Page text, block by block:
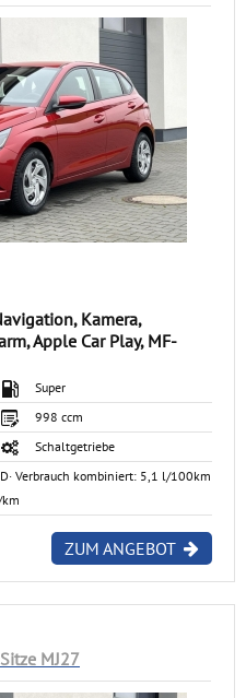
Kamera,
Apple Car Play, MF-
Super
998 ccm
Schaltgetriebe
· Verbrauch kombiniert: 5,1 l/100km
ZUM ANGEBOT
MJ27